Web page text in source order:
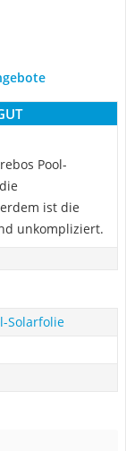
Pool-
ist die
unkompliziert.
Solarfolie